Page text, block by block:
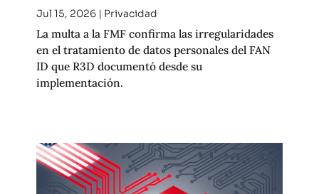
Jul 15, 2026| Privacidad
La multa a la FMF confirma las irregularidades
en el tratamiento de datos personales del FAN
ID que R3D documentó desde su
implementación.